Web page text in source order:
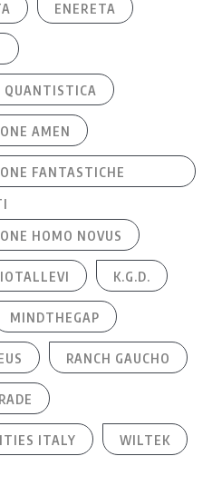
ENERETA
QUANTISTICA
AMEN
FANTASTICHE
HOMO NOVUS
K.G.D.
MINDTHEGAP
RANCH GAUCHO
ITALY WILTEK